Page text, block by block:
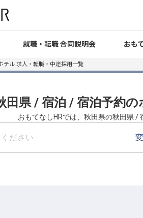
就職・転職 合同説明会 おも
テル 求人・転職・中途採用一覧
田県 / 宿泊 / 宿泊予約
おもてなしHRでは、秋田県の秋田県 /
ださい